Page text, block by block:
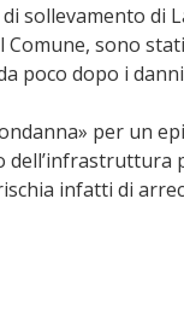
sollevamento di
sono
poco dopo i
per un
infatti di